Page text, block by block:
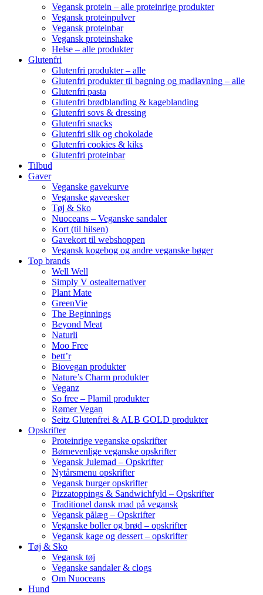
Vegansk protein – alle proteinrige produkter
Vegansk proteinpulver
Vegansk proteinbar
Vegansk proteinshake
Helse – alle produkter
Glutenfri
Glutenfri produkter – alle
Glutenfri produkter til bagning og madlavning – alle
Glutenfri pasta
Glutenfri brødblanding & kageblanding
Glutenfri sovs & dressing
Glutenfri snacks
Glutenfri slik og chokolade
Glutenfri cookies & kiks
Glutenfri proteinbar
Tilbud
Gaver
Veganske gavekurve
Veganske gaveæsker
Tøj & Sko
Nuoceans – Veganske sandaler
Kort (til hilsen)
Gavekort til webshoppen
Vegansk kogebog og andre veganske bøger
Top brands
Well Well
Simply V ostealternativer
Plant Mate
GreenVie
The Beginnings
Beyond Meat
Naturli
Moo Free
bett’r
Biovegan produkter
Nature’s Charm produkter
Veganz
So free – Plamil produkter
Rømer Vegan
Seitz Glutenfrei & ALB GOLD produkter
Opskrifter
Proteinrige veganske opskrifter
Børnevenlige veganske opskrifter
Vegansk Julemad – Opskrifter
Nytårsmenu opskrifter
Vegansk burger opskrifter
Pizzatoppings & Sandwichfyld – Opskrifter
Traditionel dansk mad på vegansk
Vegansk pålæg – Opskrifter
Veganske boller og brød – opskrifter
Vegansk kage og dessert – opskrifter
Tøj & Sko
Vegansk tøj
Veganske sandaler & clogs
Om Nuoceans
Hund